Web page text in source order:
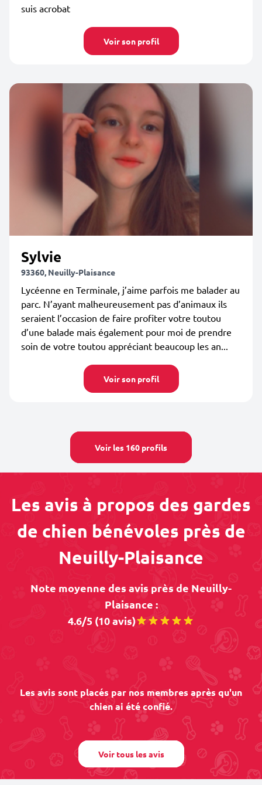
suis acrobat
Voir son profil
Sylvie
93360, Neuilly-Plaisance
Lycéenne en Terminale, j’aime parfois me balader au
parc. N’ayant malheureusement pas d’animaux ils
seraient l’occasion de faire profiter votre toutou
d’une balade mais également pour moi de prendre
soin de votre toutou appréciant beaucoup les an...
Voir son profil
Voir les 160 profils
Les avis à propos des gardes
de chien bénévoles près de
Neuilly-Plaisance
Note moyenne des avis près de Neuilly-
Plaisance :
4.6/5 (10 avis)
Les avis sont placés par nos membres après qu'un
chien ai été confié.
Voir tous les avis